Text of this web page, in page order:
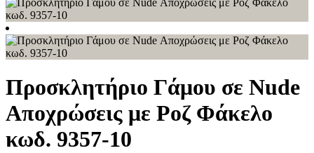
Προσκλητήριο Γάμου σε Nude
Αποχρώσεις με Ροζ Φάκελο
κωδ. 9357-10